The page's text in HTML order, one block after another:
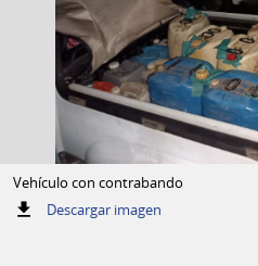
Vehículo con contrabando
Descargar imagen: